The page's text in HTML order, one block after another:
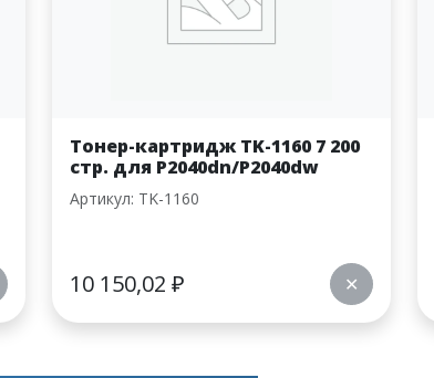
Тонер-картридж TK-1160 7 200
стр. для P2040dn/P2040dw
Артикул: TK-1160
10 150,02 ₽ ✕